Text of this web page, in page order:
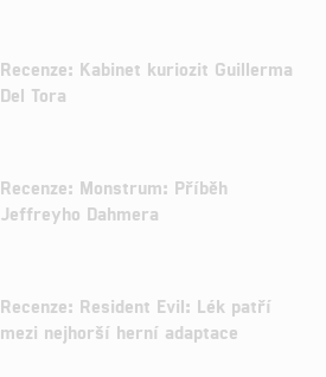
Recenze: Kabinet kuriozit Guillerma
Del Tora
Recenze: Monstrum: Příběh
Jeffreyho Dahmera
Recenze: Resident Evil: Lék patří
mezi nejhorší herní adaptace